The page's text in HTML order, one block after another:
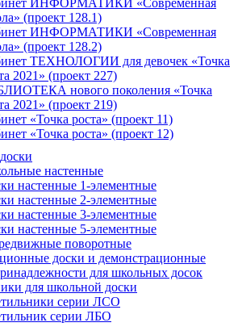
ИНФОРМАТИКИ «Современная
(проект 128.1)
ИНФОРМАТИКИ «Современная
(проект 128.2)
ТЕХНОЛОГИИ для девочек «Точка
2021» (проект 227)
нового поколения «Точка
2021» (проект 219)
«Точка роста» (проект 11)
«Точка роста» (проект 12)
настенные
настенные 1-элементные
настенные 2-элементные
настенные 3-элементные
настенные 5-элементные
поворотные
доски и демонстрационные
для школьных досок
для школьной доски
серии ЛСО
серии ЛБО